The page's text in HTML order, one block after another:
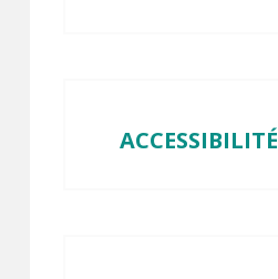
ACCESSIBILITÉ